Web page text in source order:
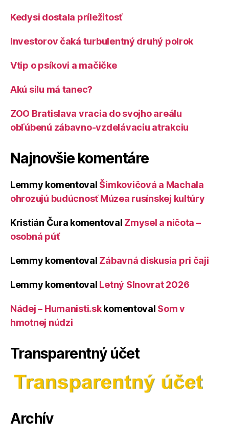
Kedysi dostala príležitosť
Investorov čaká turbulentný druhý polrok
Vtip o psíkovi a mačičke
Akú silu má tanec?
ZOO Bratislava vracia do svojho areálu
obľúbenú zábavno-vzdelávaciu atrakciu
Najnovšie komentáre
Lemmy komentoval Šimkovičová a Machala
ohrozujú budúcnosť Múzea rusínskej kultúry
Kristián Čura komentoval Zmysel a ničota –
osobná púť
Lemmy komentoval Zábavná diskusia pri čaji
Lemmy komentoval Letný Slnovrat 2026
Nádej – Humanisti.skkomentoval Som v
hmotnej núdzi
Transparentný účet
Archív